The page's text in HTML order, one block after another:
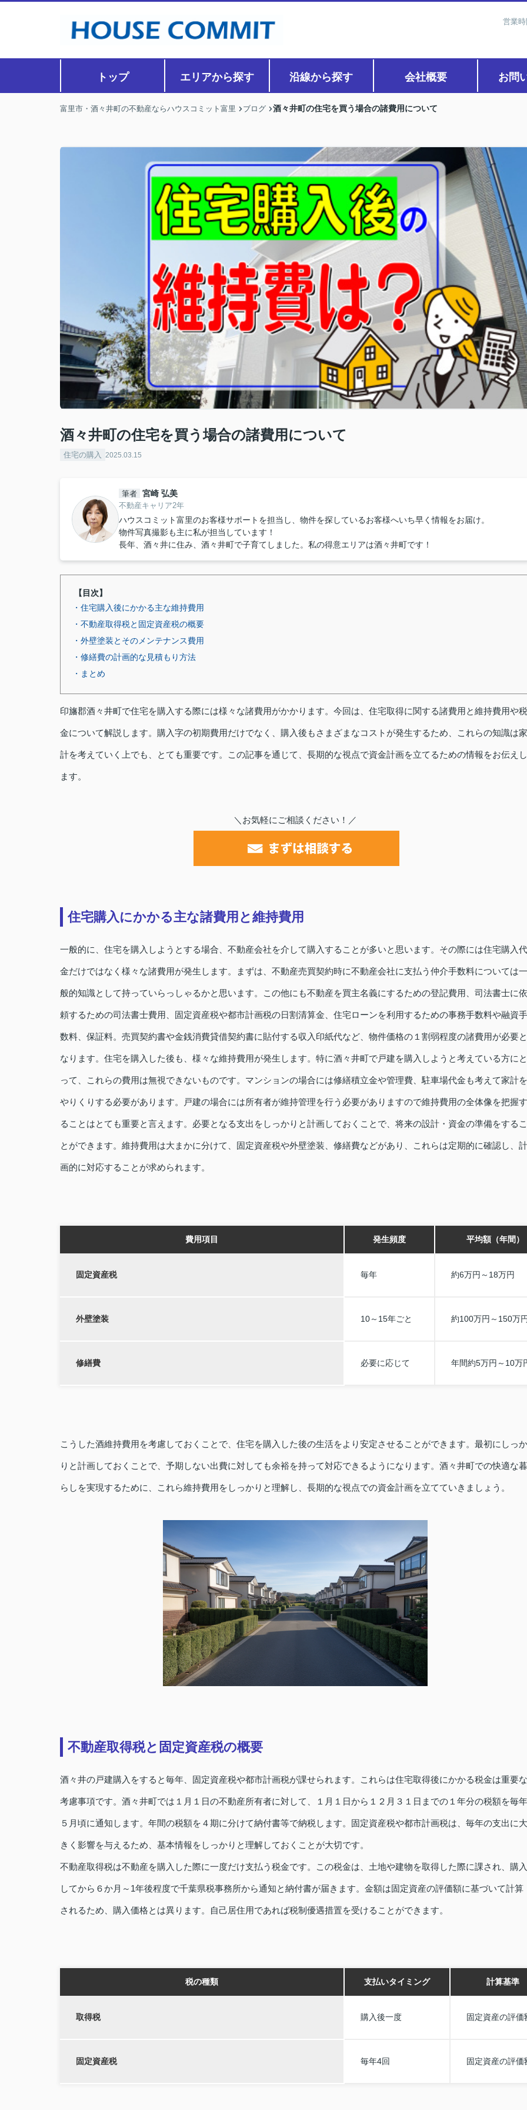
営業
トップ エリアから探す 沿線から探す 会社概要 お問
富里市・酒々井町の不動産ならハウスコミット富里 ブログ 酒々井町の住宅を買う場合の諸費用について
酒々井町の住宅を買う場合の諸費用について
住宅の購入 2025.03.15
筆者 宮崎 弘美
不動産キャリア2年
ハウスコミット富里のお客様サポートを担当し、物件を探しているお客様へいち早く情報をお届け。
物件写真撮影も主に私が担当しています！
長年、酒々井に住み、酒々井町で子育てしました。私の得意エリアは酒々井町です！
【目次】
・住宅購入後にかかる主な維持費用
・不動産取得税と固定資産税の概要
・外壁塗装とそのメンテナンス費用
・修繕費の計画的な見積もり方法
・まとめ
印旛郡酒々井町で住宅を購入する際には様々な諸費用がかかります。今回は、住宅取得に関する諸費用と維持費用や税
金について解説します。購入字の初期費用だけでなく、購入後もさまざまなコストが発生するため、これらの知識は家
計を考えていく上でも、とても重要です。この記事を通じて、長期的な視点で資金計画を立てるための情報をお伝えし
ます。
＼お気軽にご相談ください！／
住宅購入にかかる主な諸費用と維持費用
一般的に、住宅を購入しようとする場合、不動産会社を介して購入することが多いと思います。その際には住宅購入代
金だけではなく様々な諸費用が発生します。まずは、不動産売買契約時に不動産会社に支払う仲介手数料については一
般的知識として持っていらっしゃるかと思います。この他にも不動産を買主名義にするための登記費用、司法書士に依
頼するための司法書士費用、固定資産税や都市計画税の日割清算金、住宅ローンを利用するための事務手数料や融資手
数料、保証料。売買契約書や金銭消費貸借契約書に貼付する収入印紙代など、物件価格の１割弱程度の諸費用が必要と
なります。住宅を購入した後も、様々な維持費用が発生します。特に酒々井町で戸建を購入しようと考えている方にと
って、これらの費用は無視できないものです。マンションの場合には修繕積立金や管理費、駐車場代金も考えて家計を
やりくりする必要があります。戸建の場合には所有者が維持管理を行う必要がありますので維持費用の全体像を把握す
ることはとても重要と言えます。必要となる支出をしっかりと計画しておくことで、将来の設計・資金の準備をするこ
とができます。維持費用は大まかに分けて、固定資産税や外壁塗装、修繕費などがあり、これらは定期的に確認し、計
画的に対応することが求められます。
費用項目 発生頻度 平均額（年間）
固定資産税 毎年 約6万円～18万円
外壁塗装 10～15年ごと 約100万円～150万円
修繕費 必要に応じて 年間約5万円～10万
こうした酒維持費用を考慮しておくことで、住宅を購入した後の生活をより安定させることができます。最初にしっか
りと計画しておくことで、予期しない出費に対しても余裕を持って対応できるようになります。酒々井町での快適な暮
らしを実現するために、これら維持費用をしっかりと理解し、長期的な視点での資金計画を立てていきましょう。
不動産取得税と固定資産税の概要
酒々井の戸建購入をすると毎年、固定資産税や都市計画税が課せられます。これらは住宅取得後にかかる税金は重要な
考慮事項です。酒々井町では１月１日の不動産所有者に対して、１月１日から１２月３１日までの１年分の税額を毎年
５月頃に通知します。年間の税額を４期に分けて納付書等で納税します。固定資産税や都市計画税は、毎年の支出に大
きく影響を与えるため、基本情報をしっかりと理解しておくことが大切です。
不動産取得税は不動産を購入した際に一度だけ支払う税金です。この税金は、土地や建物を取得した際に課され、購入
してから６か月～1年後程度で千葉県税事務所から通知と納付書が届きます。金額は固定資産の評価額に基づいて計算
されるため、購入価格とは異ります。自己居住用であれば税制優遇措置を受けることができます。
税の種類 支払いタイミング 計算基準
取得税 購入後一度 固定資産の評価
固定資産税 毎年4回 固定資産の評価